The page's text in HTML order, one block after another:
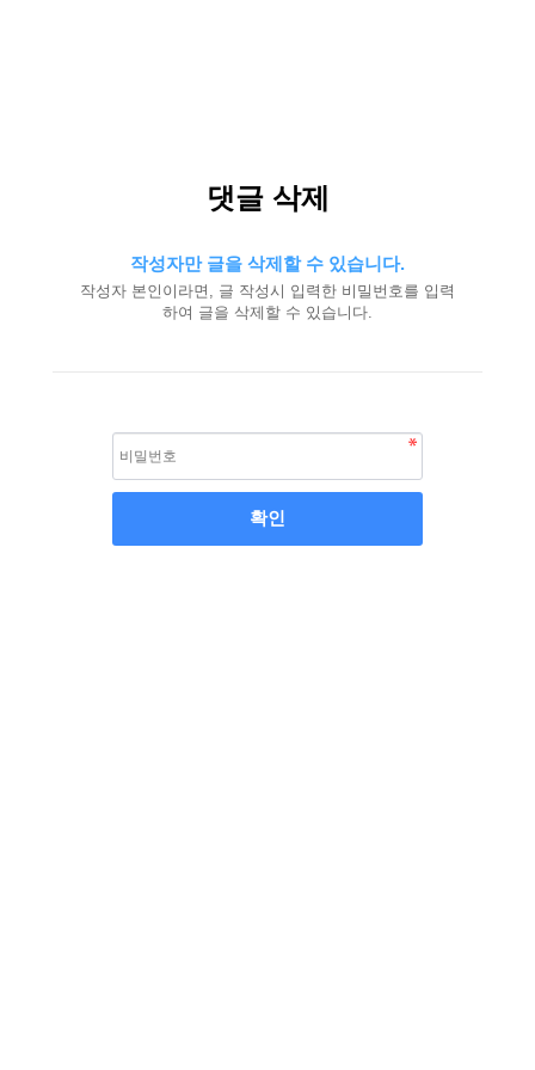
댓글 삭제
작성자만 글을 삭제할 수 있습니다.
작성자 본인이라면, 글 작성시 입력한 비밀번호를 입력
하여 글을 삭제할 수 있습니다.